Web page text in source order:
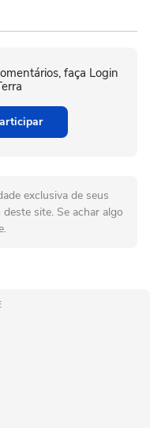
faça Login
exclusiva de seus
site. Se achar algo